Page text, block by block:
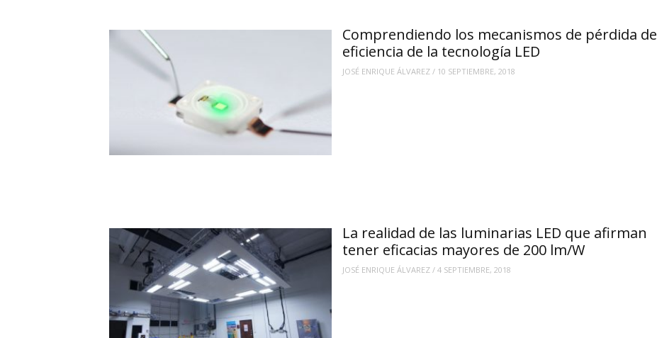
Comprendiendo los mecanismos de pérdida de
eficiencia de la tecnología LED
JOSÉ ENRIQUE ÁLVAREZ/ 10 SEPTIEMBRE, 2018
La realidad de las luminarias LED que afirman
tener eficacias mayores de 200 lm/W
JOSÉ ENRIQUE ÁLVAREZ/ 4 SEPTIEMBRE, 2018